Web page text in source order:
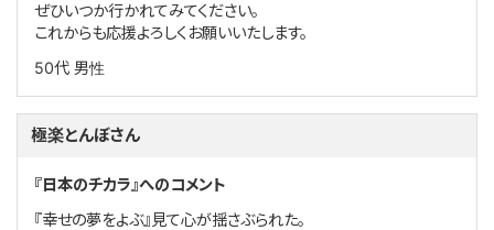
ぜひいつか行かれてみてください。
これからも応援よろしくお願いいたします。
50代 男性
極楽とんぼさん
『日本のチカラ』へのコメント
『幸せの夢をよぶ』見て心が揺さぶられた。